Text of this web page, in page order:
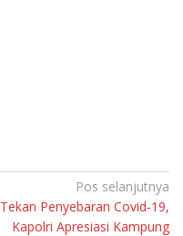
Pos selanjutnya
Tekan Penyebaran Covid-19,
Kapolri Apresiasi Kampung